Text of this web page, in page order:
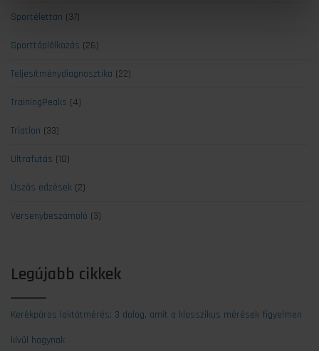
Sportélettan (37)
Sporttáplálkozás (26)
Teljesítménydiagnosztika (22)
TrainingPeaks (4)
Triatlon (33)
Ultrafutás (10)
Úszás edzések (2)
Versenybeszámoló (3)
Legújabb cikkek
Kerékpáros laktátmérés: 3 dolog, amit a klasszikus mérések figyelmen
kívül hagynak